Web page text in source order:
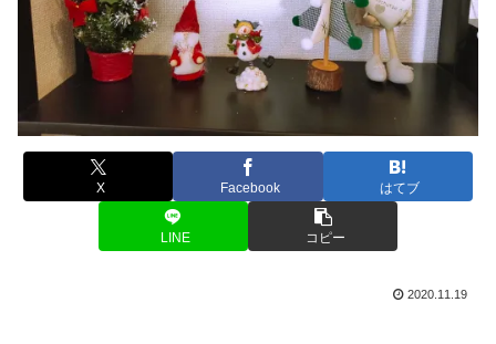
X Facebook はてブ
LINE コピー
2020.11.19